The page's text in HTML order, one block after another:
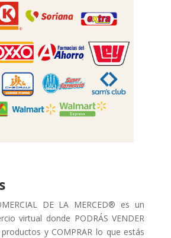
DE LA MERCED® es un
virtual donde PODRÁS VENDER
y COMPRAR lo que estás